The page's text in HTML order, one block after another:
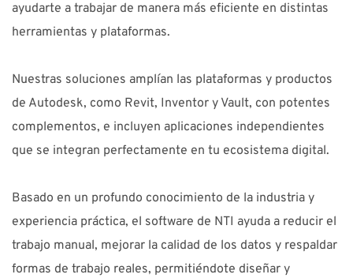
ayudarte a trabajar de manera más eficiente en distintas
herramientas y plataformas.
Nuestras soluciones amplían las plataformas y productos
de Autodesk, como Revit, Inventor y Vault, con potentes
complementos, e incluyen aplicaciones independientes
que se integran perfectamente en tu ecosistema digital.
Basado en un profundo conocimiento de la industria y
experiencia práctica, el software de NTI ayuda a reducir el
trabajo manual, mejorar la calidad de los datos y respaldar
formas de trabajo reales, permitiéndote diseñar y